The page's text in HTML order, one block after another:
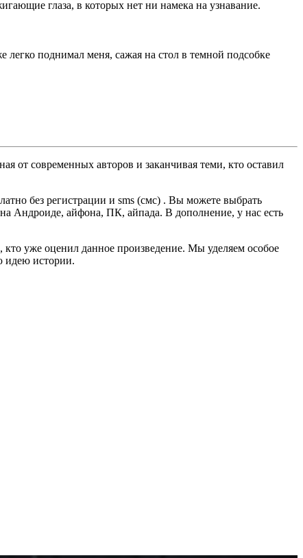
глаза, в которых нет ни намека на узнавание.
поднимал меня, сажая на стол в темной подсобке
от современных авторов и заканчивая теми, кто оставил
без регистрации и sms (смс) . Вы можете выбрать
Андроиде, айфона, ПК, айпада. В дополнение, у нас есть
кто уже оценил данное произведение. Мы уделяем особое
идею истории.